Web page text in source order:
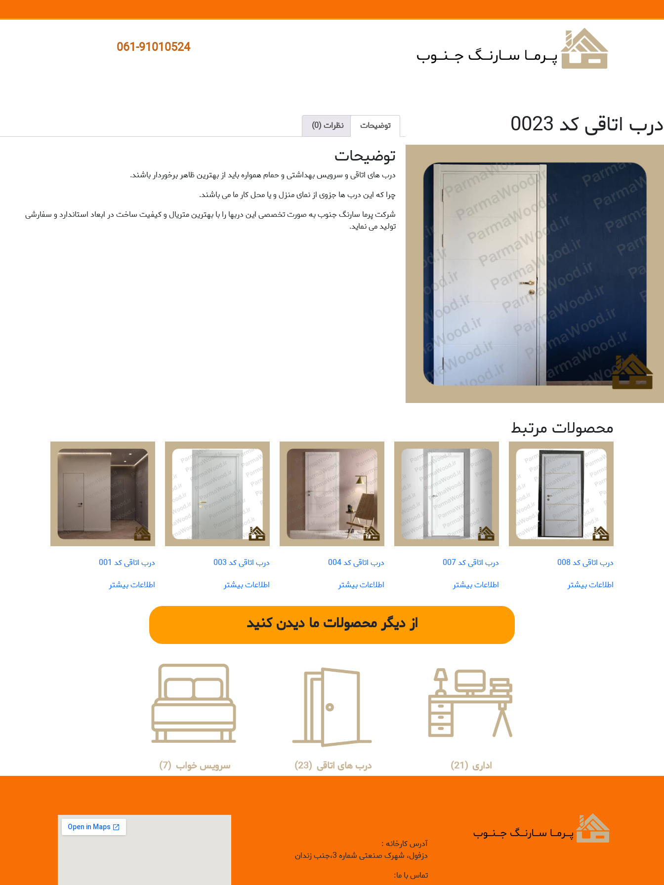
061-91010524
درب اتاقی کد 0023 توضیحات نظرات (0)
توضیحات
درب های اتاقی و سرویس بهداشتی و حمام همواره باید از بهترین ظاهر برخوردار باشند.
چرا که این درب ها جزوی از نمای منزل و یا محل کار ما می باشند.
شرکت پرما سارنگ جنوب به صورت تخصصی این دربها را با بهترین متریال و کیفیت ساخت در ابعاد استاندارد و سفارشی
تولید می نماید.
محصولات مرتبط
درب اتاقی کد 008
اطلاعات بیشتر
درب اتاقی کد 007
اطلاعات بیشتر
درب اتاقی کد 004
اطلاعات بیشتر
درب اتاقی کد 003
اطلاعات بیشتر
درب اتاقی کد 001
اطلاعات بیشتر
از دیگر محصولات ما دیدن کنید
اداری (21) درب های اتاقی (23) سرویس خواب (7)
آدرس کارخانه :
دزفول، شهرک صنعتی شماره 3،جنب زندان
تماس با ما: